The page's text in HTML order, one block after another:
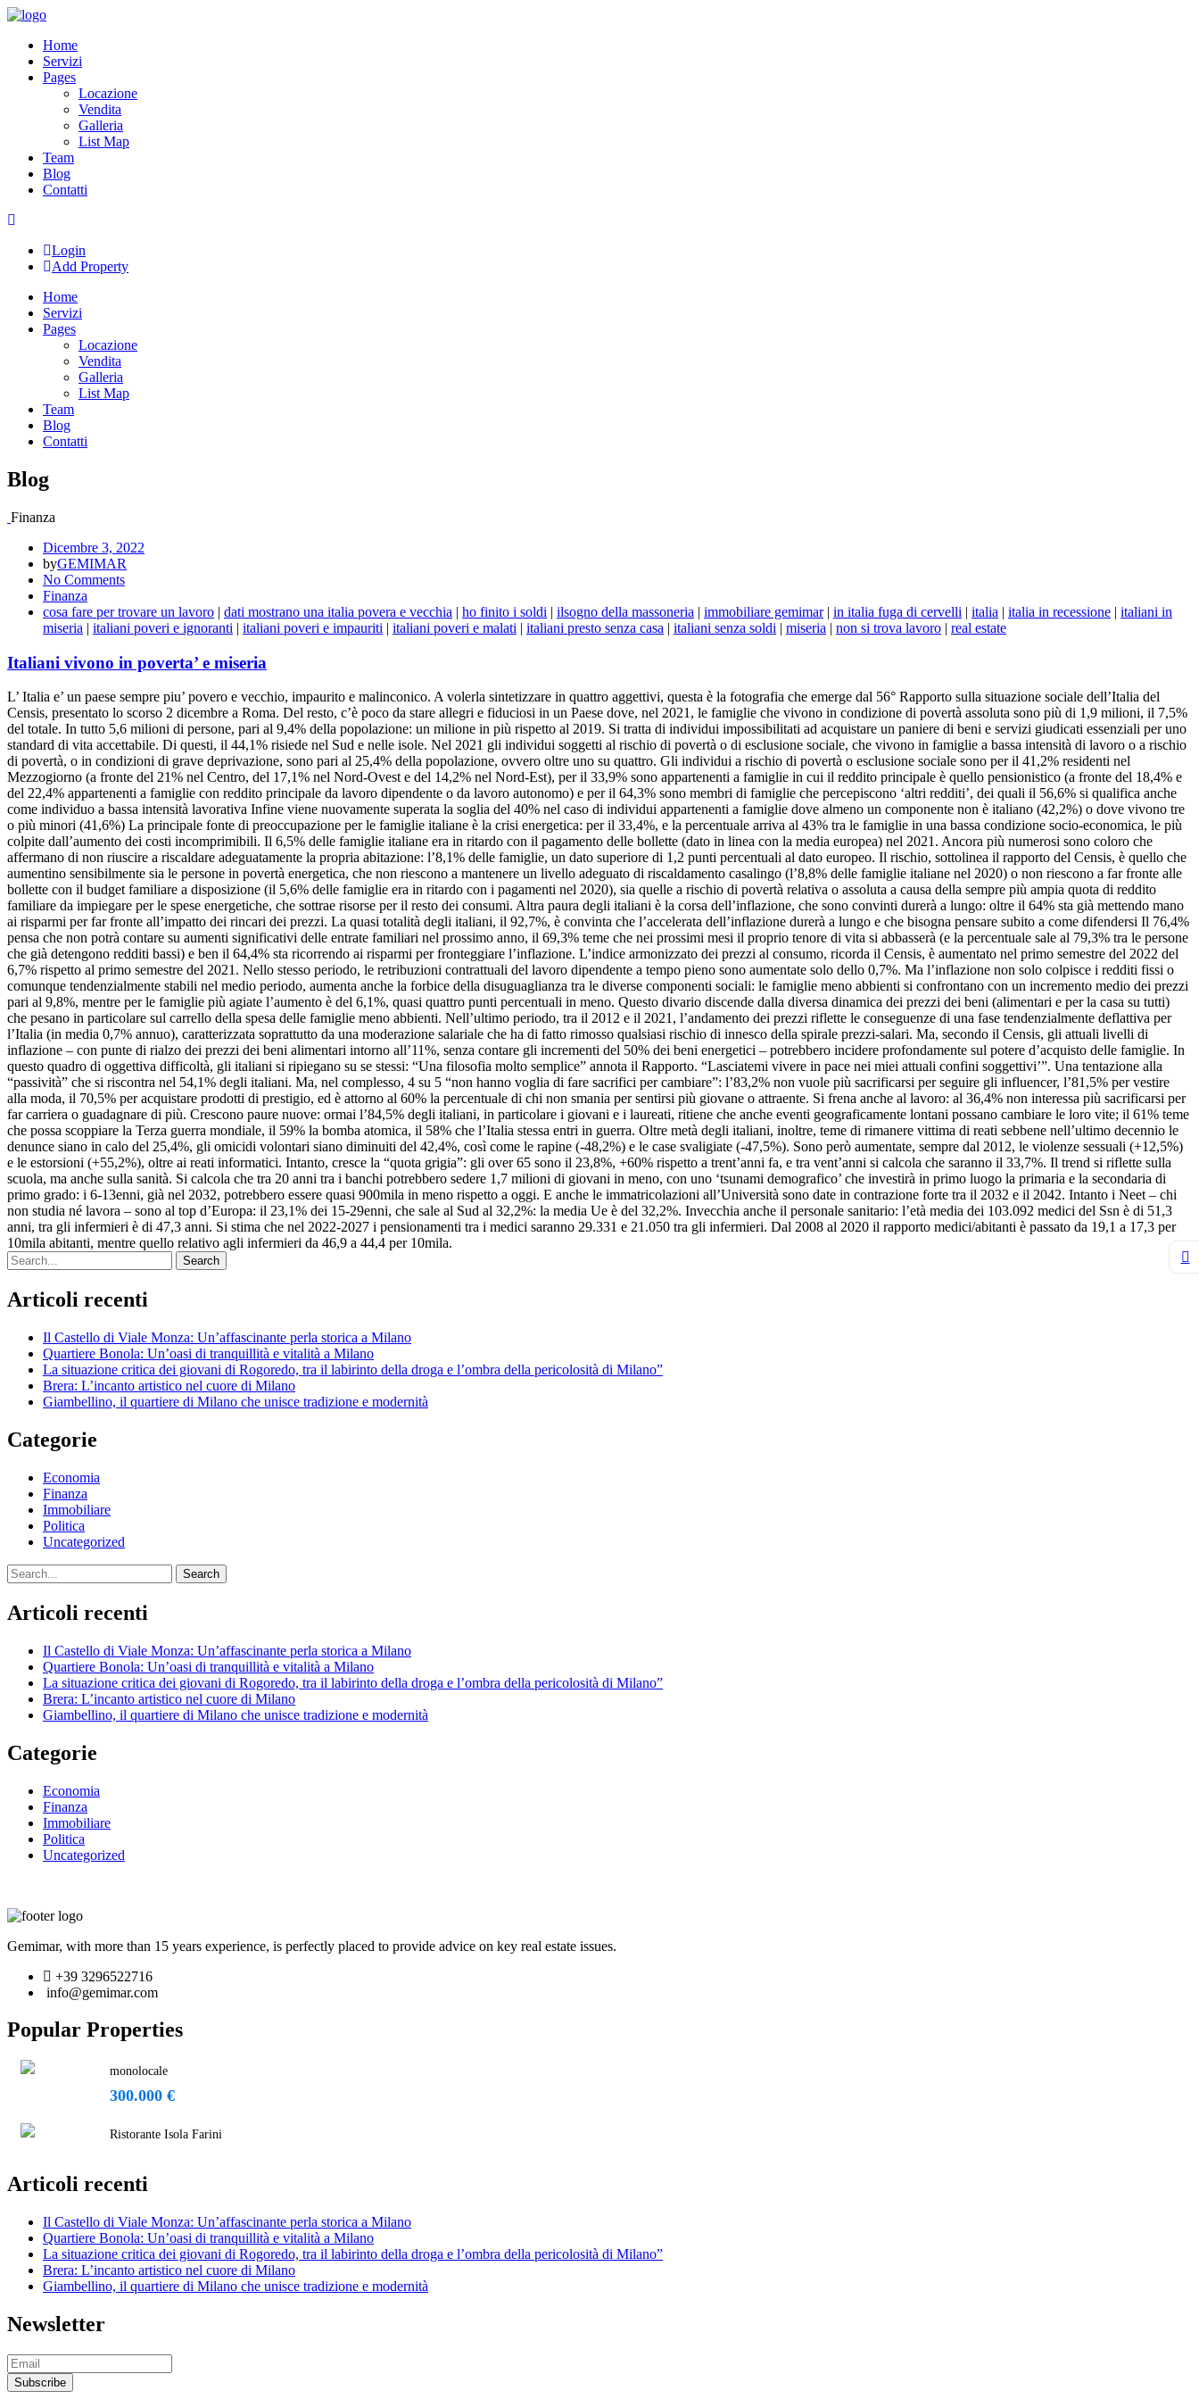
Skip
contentHome
Servizi
Pages
Locazione
Vendita
Galleria
List Map
Team
Blog
Contatti
Login
Add Property
Home
Servizi
Pages
Locazione
Vendita
Galleria
List Map
Team
Blog
Contatti
Blog
Finanza
Dicembre 3, 2022
byGEMIMAR
No Comments
Finanza
cosa fare per trovare un lavoro | dati mostrano una italia povera e vecchia | ho finito i soldi | ilsogno della massoneria | immobiliare gemimar| in italia fuga di cervelli | italia | italia in recessione | italiani in
miseria | italiani poveri e ignoranti | italiani poveri e impauriti | italiani poveri e malati | italiani presto senza casa | italiani senza soldi | miseria | non si trova lavoro | real estate
Italiani vivono in poverta’ e miseria
L’ Italia e’ un paese sempre piu’ povero e vecchio, impaurito e malinconico. A volerla sintetizzare in quattro aggettivi, questa è la fotografia che emerge dal 56° Rapporto sulla situazione sociale dell’Italia del
Censis, presentato lo scorso 2 dicembre a Roma. Del resto, c’è poco da stare allegri e fiduciosi in un Paese dove, nel 2021, le famiglie che vivono in condizione di povertà assoluta sono più di 1,9 milioni, il 7,5%
del totale. In tutto 5,6 milioni di persone, pari al 9,4% della popolazione: un milione in più rispetto al 2019. Si tratta di individui impossibilitati ad acquistare un paniere di beni e servizi giudicati essenziali per uno
standard di vita accettabile. Di questi, il 44,1% risiede nel Sud e nelle isole. Nel 2021 gli individui soggetti al rischio di povertà o di esclusione sociale, che vivono in famiglie a bassa intensità di lavoro o a rischio
di povertà, o in condizioni di grave deprivazione, sono pari al 25,4% della popolazione, ovvero oltre uno su quattro. Gli individui a rischio di povertà o esclusione sociale sono per il 41,2% residenti nel
Mezzogiorno (a fronte del 21% nel Centro, del 17,1% nel Nord-Ovest e del 14,2% nel Nord-Est), per il 33,9% sono appartenenti a famiglie in cui il reddito principale è quello pensionistico (a fronte del 18,4% e
del 22,4% appartenenti a famiglie con reddito principale da lavoro dipendente o da lavoro autonomo) e per il 64,3% sono membri di famiglie che percepiscono ‘altri redditi’, dei quali il 56,6% si qualifica anche
come individuo a bassa intensità lavorativa Infine viene nuovamente superata la soglia del 40% nel caso di individui appartenenti a famiglie dove almeno un componente non è italiano (42,2%) o dove vivono tre
o più minori (41,6%) La principale fonte di preoccupazione per le famiglie italiane è la crisi energetica: per il 33,4%, e la percentuale arriva al 43% tra le famiglie in una bassa condizione socio-economica, le più
colpite dall’aumento dei costi incomprimibili. Il 6,5% delle famiglie italiane era in ritardo con il pagamento delle bollette (dato in linea con la media europea) nel 2021. Ancora più numerosi sono coloro che
affermano di non riuscire a riscaldare adeguatamente la propria abitazione: l’8,1% delle famiglie, un dato superiore di 1,2 punti percentuali al dato europeo. Il rischio, sottolinea il rapporto del Censis, è quello che
aumentino sensibilmente sia le persone in povertà energetica, che non riescono a mantenere un livello adeguato di riscaldamento casalingo (l’8,8% delle famiglie italiane nel 2020) o non riescono a far fronte alle
bollette con il budget familiare a disposizione (il 5,6% delle famiglie era in ritardo con i pagamenti nel 2020), sia quelle a rischio di povertà relativa o assoluta a causa della sempre più ampia quota di reddito
familiare da impiegare per le spese energetiche, che sottrae risorse per il resto dei consumi. Altra paura degli italiani è la corsa dell’inflazione, che sono convinti durerà a lungo: oltre il 64% sta già mettendo mano
ai risparmi per far fronte all’impatto dei rincari dei prezzi. La quasi totalità degli italiani, il 92,7%, è convinta che l’accelerata dell’inflazione durerà a lungo e che bisogna pensare subito a come difendersi Il 76,4%
pensa che non potrà contare su aumenti significativi delle entrate familiari nel prossimo anno, il 69,3% teme che nei prossimi mesi il proprio tenore di vita si abbasserà (e la percentuale sale al 79,3% tra le persone
che già detengono redditi bassi) e ben il 64,4% sta ricorrendo ai risparmi per fronteggiare l’inflazione. L’indice armonizzato dei prezzi al consumo, ricorda il Censis, è aumentato nel primo semestre del 2022 del
6,7% rispetto al primo semestre del 2021. Nello stesso periodo, le retribuzioni contrattuali del lavoro dipendente a tempo pieno sono aumentate solo dello 0,7%. Ma l’inflazione non solo colpisce i redditi fissi o
comunque tendenzialmente stabili nel medio periodo, aumenta anche la forbice della disuguaglianza tra le diverse componenti sociali: le famiglie meno abbienti si confrontano con un incremento medio dei prezzi
pari al 9,8%, mentre per le famiglie più agiate l’aumento è del 6,1%, quasi quattro punti percentuali in meno. Questo divario discende dalla diversa dinamica dei prezzi dei beni (alimentari e per la casa su tutti)
che pesano in particolare sul carrello della spesa delle famiglie meno abbienti. Nell’ultimo periodo, tra il 2012 e il 2021, l’andamento dei prezzi riflette le conseguenze di una fase tendenzialmente deflattiva per
l’Italia (in media 0,7% annuo), caratterizzata soprattutto da una moderazione salariale che ha di fatto rimosso qualsiasi rischio di innesco della spirale prezzi-salari. Ma, secondo il Censis, gli attuali livelli di
inflazione – con punte di rialzo dei prezzi dei beni alimentari intorno all’11%, senza contare gli incrementi del 50% dei beni energetici – potrebbero incidere profondamente sul potere d’acquisto delle famiglie. In
questo quadro di oggettiva difficoltà, gli italiani si ripiegano su se stessi: “Una filosofia molto semplice” annota il Rapporto. “Lasciatemi vivere in pace nei miei attuali confini soggettivi’”. Una tentazione alla
“passività” che si riscontra nel 54,1% degli italiani. Ma, nel complesso, 4 su 5 “non hanno voglia di fare sacrifici per cambiare”: l’83,2% non vuole più sacrificarsi per seguire gli influencer, l’81,5% per vestire
alla moda, il 70,5% per acquistare prodotti di prestigio, ed è attorno al 60% la percentuale di chi non smania per sentirsi più giovane o attraente. Si frena anche al lavoro: al 36,4% non interessa più sacrificarsi per
far carriera o guadagnare di più. Crescono paure nuove: ormai l’84,5% degli italiani, in particolare i giovani e i laureati, ritiene che anche eventi geograficamente lontani possano cambiare le loro vite; il 61% teme
che possa scoppiare la Terza guerra mondiale, il 59% la bomba atomica, il 58% che l’Italia stessa entri in guerra. Oltre metà degli italiani, inoltre, teme di rimanere vittima di reati sebbene nell’ultimo decennio le
denunce siano in calo del 25,4%, gli omicidi volontari siano diminuiti del 42,4%, così come le rapine (-48,2%) e le case svaligiate (-47,5%). Sono però aumentate, sempre dal 2012, le violenze sessuali (+12,5%)
e le estorsioni (+55,2%), oltre ai reati informatici. Intanto, cresce la “quota grigia”: gli over 65 sono il 23,8%, +60% rispetto a trent’anni fa, e tra vent’anni si calcola che saranno il 33,7%. Il trend si riflette sulla
scuola, ma anche sulla sanità. Si calcola che tra 20 anni tra i banchi potrebbero sedere 1,7 milioni di giovani in meno, con uno ‘tsunami demografico’ che investirà in primo luogo la primaria e la secondaria di
primo grado: i 6-13enni, già nel 2032, potrebbero essere quasi 900mila in meno rispetto a oggi. E anche le immatricolazioni all’Università sono date in contrazione forte tra il 2032 e il 2042. Intanto i Neet – chi
non studia né lavora – sono al top d’Europa: il 23,1% dei 15-29enni, che sale al Sud al 32,2%: la media Ue è del 32,2%. Invecchia anche il personale sanitario: l’età media dei 103.092 medici del Ssn è di 51,3
anni, tra gli infermieri è di 47,3 anni. Si stima che nel 2022-2027 i pensionamenti tra i medici saranno 29.331 e 21.050 tra gli infermieri. Dal 2008 al 2020 il rapporto medici/abitanti è passato da 19,1 a 17,3 per
10mila abitanti, mentre quello relativo agli infermieri da 46,9 a 44,4 per 10mila.
Search
Articoli recenti
Il Castello di Viale Monza: Un’affascinante perla storica a Milano
Quartiere Bonola: Un’oasi di tranquillità e vitalità a Milano
La situazione critica dei giovani di Rogoredo, tra il labirinto della droga e l’ombra della pericolosità di Milano”
Brera: L’incanto artistico nel cuore di Milano
Giambellino, il quartiere di Milano che unisce tradizione e modernità
Categorie
Economia
Finanza
Immobiliare
Politica
Uncategorized
Search
Articoli recenti
Il Castello di Viale Monza: Un’affascinante perla storica a Milano
Quartiere Bonola: Un’oasi di tranquillità e vitalità a Milano
La situazione critica dei giovani di Rogoredo, tra il labirinto della droga e l’ombra della pericolosità di Milano”
Brera: L’incanto artistico nel cuore di Milano
Giambellino, il quartiere di Milano che unisce tradizione e modernità
Categorie
Economia
Finanza
Immobiliare
Politica
Uncategorized
Gemimar, with more than 15 years experience, is perfectly placed to provide advice on key real estate issues.
+39 3296522716
info@gemimar.com
Popular Properties
monolocale
300.000 €
Ristorante Isola Farini
Articoli recenti
Il Castello di Viale Monza: Un’affascinante perla storica a Milano
Quartiere Bonola: Un’oasi di tranquillità e vitalità a Milano
La situazione critica dei giovani di Rogoredo, tra il labirinto della droga e l’ombra della pericolosità di Milano”
Brera: L’incanto artistico nel cuore di Milano
Giambellino, il quartiere di Milano che unisce tradizione e modernità
Newsletter
Subscribe